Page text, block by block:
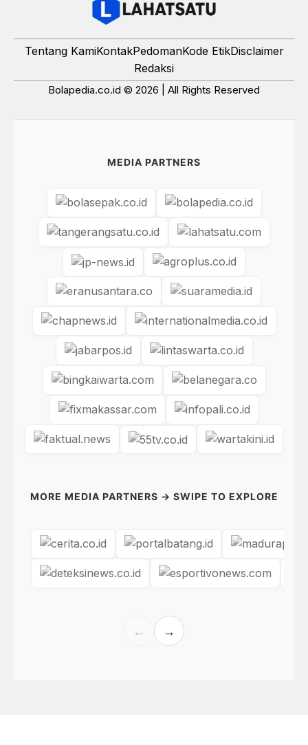
Tentang KamiKontakPedomanKode EtikDisclaimer
Redaksi
Bolapedia.co.id © 2026 | All Rights Reserved
MEDIA PARTNERS
MORE MEDIA PARTNERS → SWIPE TO EXPLORE
← →